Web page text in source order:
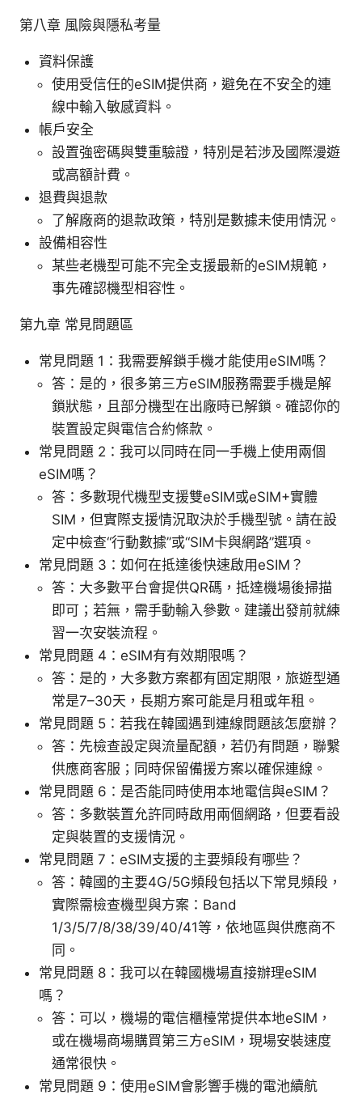
第八章 風險與隱私考量
資料保護
使用受信任的eSIM提供商，避免在不安全的連
線中輸入敏感資料。
帳戶安全
設置強密碼與雙重驗證，特別是若涉及國際漫遊
或高額計費。
退費與退款
了解廠商的退款政策，特別是數據未使用情況。
設備相容性
某些老機型可能不完全支援最新的eSIM規範，
事先確認機型相容性。
第九章 常見問題區
常見問題 1：我需要解鎖手機才能使用eSIM嗎？
答：是的，很多第三方eSIM服務需要手機是解
鎖狀態，且部分機型在出廠時已解鎖。確認你的
裝置設定與電信合約條款。
常見問題 2：我可以同時在同一手機上使用兩個
eSIM嗎？
答：多數現代機型支援雙eSIM或eSIM+實體
SIM，但實際支援情況取決於手機型號。請在設
定中檢查“行動數據”或“SIM卡與網路”選項。
常見問題 3：如何在抵達後快速啟用eSIM？
答：大多數平台會提供QR碼，抵達機場後掃描
即可；若無，需手動輸入參數。建議出發前就練
習一次安裝流程。
常見問題 4：eSIM有有效期限嗎？
答：是的，大多數方案都有固定期限，旅遊型通
常是7–30天，長期方案可能是月租或年租。
常見問題 5：若我在韓國遇到連線問題該怎麼辦？
答：先檢查設定與流量配額，若仍有問題，聯繫
供應商客服；同時保留備援方案以確保連線。
常見問題 6：是否能同時使用本地電信與eSIM？
答：多數裝置允許同時啟用兩個網路，但要看設
定與裝置的支援情況。
常見問題 7：eSIM支援的主要頻段有哪些？
答：韓國的主要4G/5G頻段包括以下常見頻段，
實際需檢查機型與方案：Band
1/3/5/7/8/38/39/40/41等，依地區與供應商不
同。
常見問題 8：我可以在韓國機場直接辦理eSIM
嗎？
答：可以，機場的電信櫃檯常提供本地eSIM，
或在機場商場購買第三方eSIM，現場安裝速度
通常很快。
常見問題 9：使用eSIM會影響手機的電池續航